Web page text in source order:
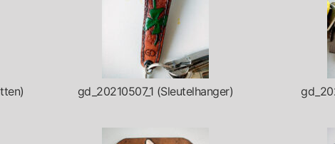
gd_20210507_1 (Sleutelhanger)